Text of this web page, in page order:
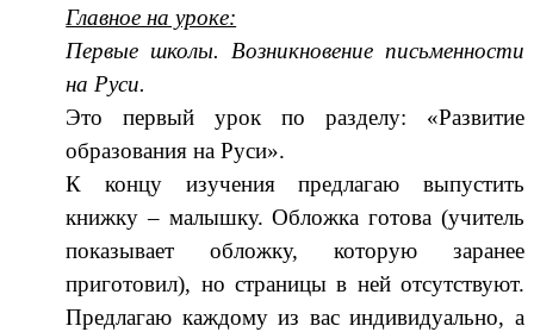
Главное на уроке:
Первые школы. Возникновение письменности
на Руси.
Это первый урок по разделу: «Развитие
образования на Руси».
К концу изучения предлагаю выпустить
книжку – малышку. Обложка готова (учитель
показывает обложку, которую заранее
приготовил), но страницы в ней отсутствуют.
Предлагаю каждому из вас индивидуально, а